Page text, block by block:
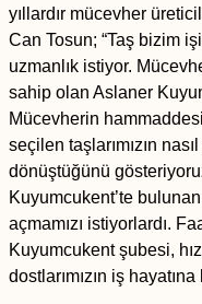
yıllardır mücevher
Can Tosun; “Taş bizim
uzmanlık istiyor.
sahip olan Aslaner
Mücevherin
seçilen taşlarımızın
dönüştüğünü
Kuyumcukent’te
açmamızı istiyorlardı.
Kuyumcukent şubesi,
dostlarımızın iş